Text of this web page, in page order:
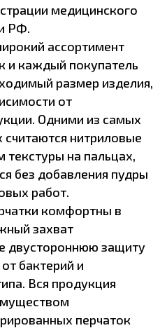
медицинского
РФ.
ассортимент
и каждый покупатель
размер изделия,
от
Одними из самых
нитриловые
текстуры на пальцах,
без добавления пудры
работ.
комфортны в
захват
двустороннюю защиту
бактерий и
Вся продукция
перчаток